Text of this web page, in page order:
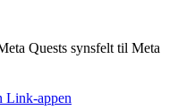
Quests synsfelt til Meta
Link-appen